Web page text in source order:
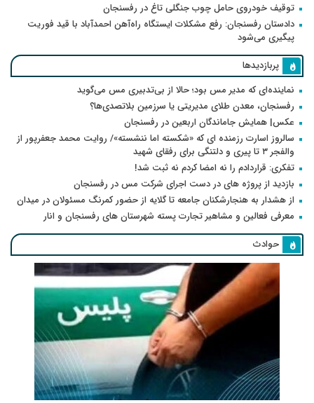
توقیف خودروی حامل چوب جنگلی تاغ در رفسنجان
دادستان رفسنجان: رفع مشکلات ایستگاه راه‌آهن احمدآباد با قید فوریت
پیگیری می‌شود
پربازدیدها
نماینده‌ای که مدیر مس بود؛ حالا از بی‌تدبیری مس می‌گوید
رفسنجان، معدن طلای مدیریتی یا سرزمین بلاتصدی‌ها؟
عکس| همایش جاماندگان اربعین در رفسنجان
سالروز اسارت رزمنده ای که «شکسته اما ننشسته»/ روایت محمد جعفرپور از
والفجر ۳ تا پیری و دلتنگی برای رفقای شهید
تفکری: قراردادم را نه امضا کردم نه ثبت شد!
بازدید از پروژه های در دست اجرای شرکت مس در رفسنجان
از هشدار به هنجارشکنان جامعه تا گلایه از حضور کمرنگ مسئولان در میدان
معرفی فعالین و مشاهیر تجارت پسته شهرستان های رفسنجان و انار
حوادث